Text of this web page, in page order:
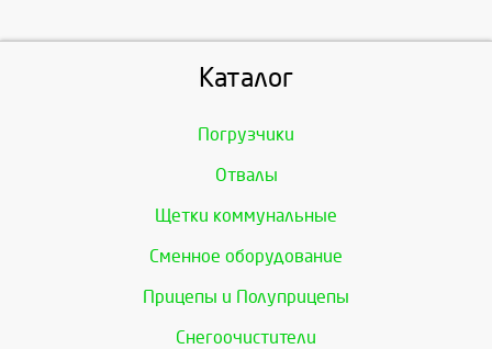
Каталог
Погрузчики
Отвалы
Щетки коммунальные
Сменное оборудование
Прицепы и Полуприцепы
Снегоочистители